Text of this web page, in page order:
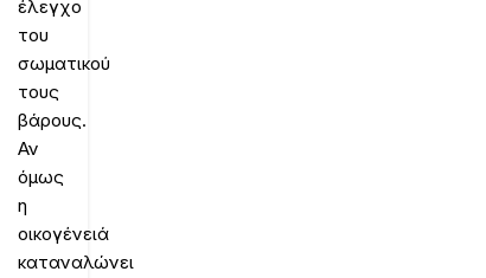
έλεγχο
του
σωματικού
τους
βάρους.
Αν
όμως
η
οικογένειά
καταναλώνει